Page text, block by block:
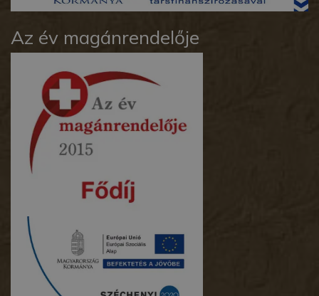
Az év magánrendelője